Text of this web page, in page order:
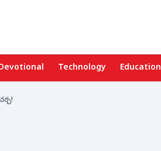
Technology Education